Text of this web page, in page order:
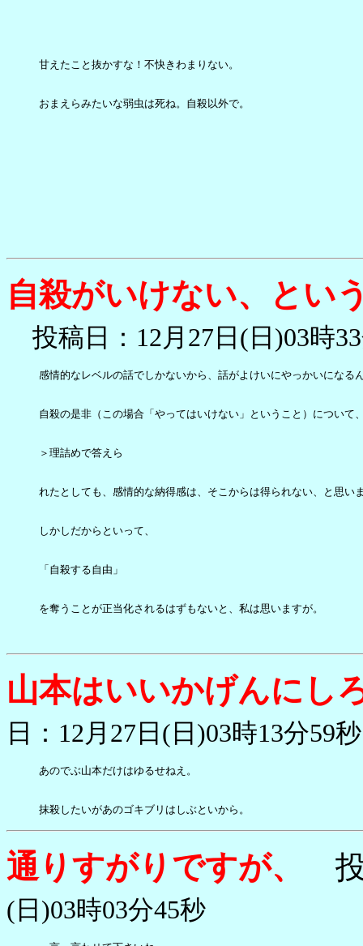
甘えたこと抜かすな！不快きわまりない。
おまえらみたいな弱虫は死ね。自殺以外で。
自殺がいけない、とい
投稿日：12月27日(日)03時
感情的なレベルの話でしかないから、話がよけいにやっかいになる
自殺の是非（この場合「やってはいけない」ということ）について
＞理詰めで答えら
れたとしても、感情的な納得感は、そこからは得られない、と思い
しかしだからといって、
「自殺する自由」
を奪うことが正当化されるはずもないと、私は思いますが。
山本はいいかげんにし
日：12月27日(日)03時13分59秒
あのでぶ山本だけはゆるせねえ。
抹殺したいがあのゴキブリはしぶといから。
通りすがりですが、
(日)03時03分45秒